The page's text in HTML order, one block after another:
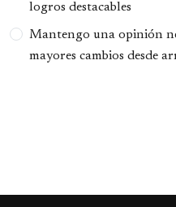
logros destacables
Mantengo una opinión
mayores cambios desde